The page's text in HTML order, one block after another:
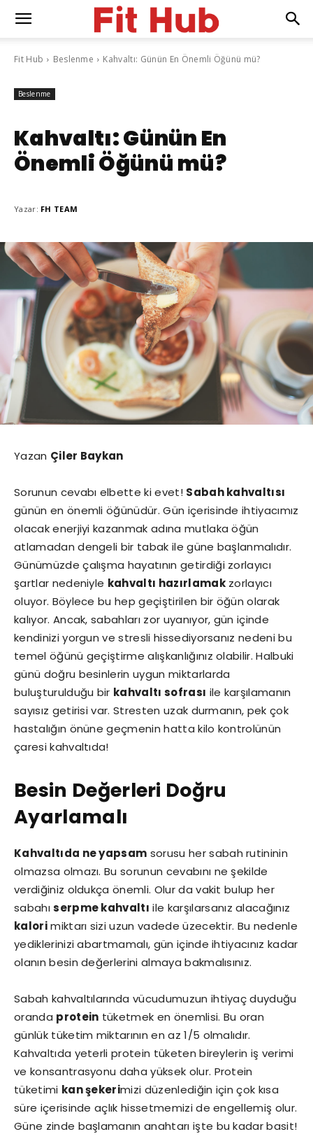
Fit Hub Beslenme Kahvaltı: Günün En Önemli Öğünü mü?
Beslenme
Kahvaltı: Günün En
Önemli Öğünü mü?
Yazar: FH TEAM
Yazan Çiler Baykan
Sorunun cevabı elbette ki evet! Sabah kahvaltısı
günün en önemli öğünüdür. Gün içerisinde ihtiyacımız
olacak enerjiyi kazanmak adına mutlaka öğün
atlamadan dengeli bir tabak ile güne başlanmalıdır.
Günümüzde çalışma hayatının getirdiği zorlayıcı
şartlar nedeniyle kahvaltı hazırlamakzorlayıcı
oluyor. Böylece bu hep geçiştirilen bir öğün olarak
kalıyor. Ancak, sabahları zor uyanıyor, gün içinde
kendinizi yorgun ve stresli hissediyorsanız nedeni bu
temel öğünü geçiştirme alışkanlığınız olabilir. Halbuki
günü doğru besinlerin uygun miktarlarda
buluşturulduğu bir kahvaltı sofrası ile karşılamanın
sayısız getirisi var. Stresten uzak durmanın, pek çok
hastalığın önüne geçmenin hatta kilo kontrolünün
çaresi kahvaltıda!
Besin Değerleri Doğru
Ayarlamalı
Kahvaltıda ne yapsam sorusu her sabah rutininin
olmazsa olmazı. Bu sorunun cevabını ne şekilde
verdiğiniz oldukça önemli. Olur da vakit bulup her
sabahıserpme kahvaltı ile karşılarsanız alacağınız
kalorimiktarı sizi uzun vadede üzecektir. Bu nedenle
yediklerinizi abartmamalı, gün içinde ihtiyacınız kadar
olanın besin değerlerini almaya bakmalısınız.
Sabah kahvaltılarında vücudumuzun ihtiyaç duyduğu
oranda protein tüketmek en önemlisi. Bu oran
günlük tüketim miktarının en az 1/5 olmalıdır.
Kahvaltıda yeterli protein tüketen bireylerin iş verimi
ve konsantrasyonu daha yüksek olur. Protein
tüketimi kan şekerimizi düzenlediğin için çok kısa
süre içerisinde açlık hissetmemizi de engellemiş olur.
Güne zinde başlamanın anahtarı işte bu kadar basit!